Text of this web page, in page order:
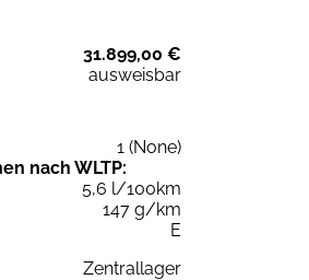
31.899,00 €
ausweisbar
1 (None)
nach WLTP:
5,6 l/100km
147 g/km
E
Zentrallager